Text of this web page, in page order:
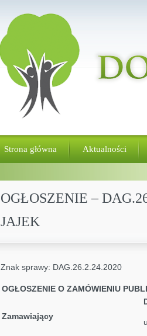
Strona główna Aktualności
OGŁOSZENIE –
JAJEK
Znak sprawy:
OGŁOSZENIE O ZAMÓWIENIU
Zamawiający